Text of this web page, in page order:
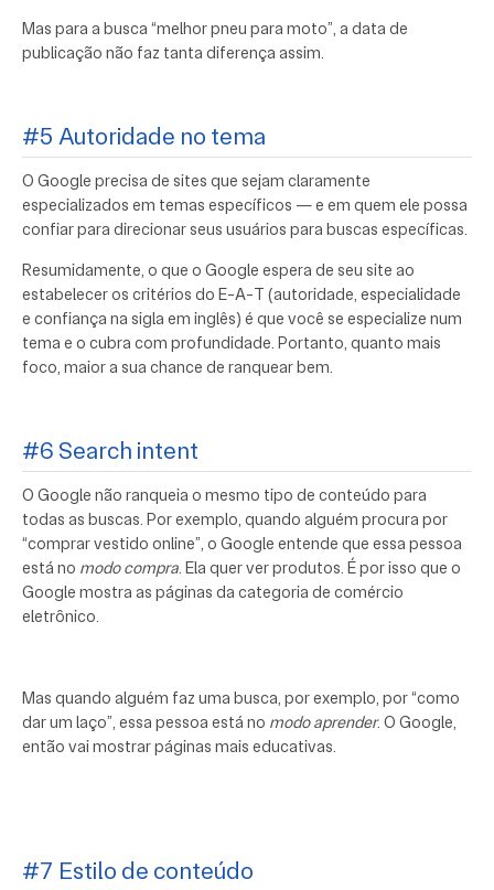
Mas para a busca “melhor pneu para moto”, a data de
publicação não faz tanta diferença assim.
#5 Autoridade no tema
O Google precisa de sites que sejam claramente
especializados em temas específicos — e em quem ele possa
confiar para direcionar seus usuários para buscas específicas.
Resumidamente, o que o Google espera de seu site ao
estabelecer os critérios do E-A-T (autoridade, especialidade
e confiança na sigla em inglês) é que você se especialize num
tema e o cubra com profundidade. Portanto, quanto mais
foco, maior a sua chance de ranquear bem.
#6 Search intent
O Google não ranqueia o mesmo tipo de conteúdo para
todas as buscas. Por exemplo, quando alguém procura por
“comprar vestido online”, o Google entende que essa pessoa
está no modo compra. Ela quer ver produtos. É por isso que o
Google mostra as páginas da categoria de comércio
eletrônico.
Mas quando alguém faz uma busca, por exemplo, por “como
dar um laço”, essa pessoa está no modo aprender. O Google,
então vai mostrar páginas mais educativas.
#7 Estilo de conteúdo